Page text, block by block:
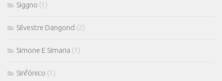
Siggno (1)
Silvestre Dangond (2)
Simone E Simaria (1)
Sinfónico (1)